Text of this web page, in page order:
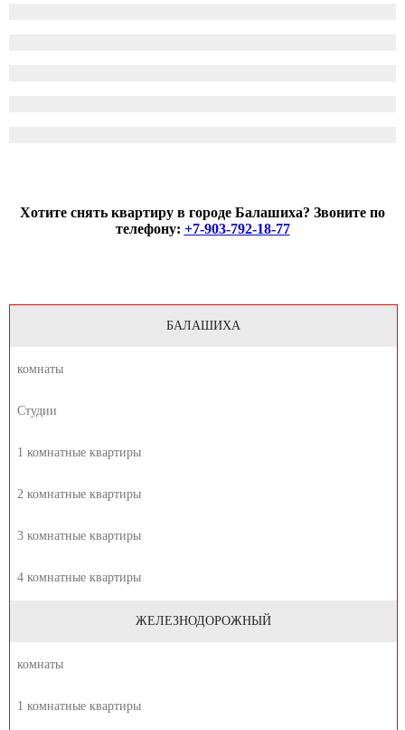
Хотите снять квартиру в городе Балашиха? Звоните по
телефону: +7-903-792-18-77
БАЛАШИХА
комнаты
Студии
1 комнатные квартиры
2 комнатные квартиры
3 комнатные квартиры
4 комнатные квартиры
ЖЕЛЕЗНОДОРОЖНЫЙ
комнаты
1 комнатные квартиры